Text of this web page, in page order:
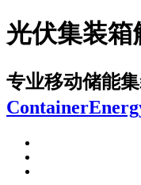
光伏集装箱
专业移动储能